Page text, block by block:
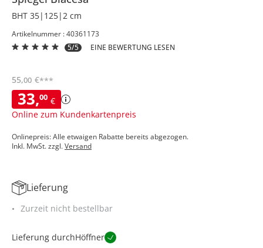
BHT 35|125|2 cm
Artikelnummer : 40361173
5/5
EINE BEWERTUNG LESEN
33,00 €
Online zum Kundenkartenpreis
55,00 €***
Onlinepreis: Alle etwaigen Rabatte bereits abgezogen.
Inkl. MwSt. zzgl.Versand
Lieferung
Zurzeit nicht bestellbar
Lieferung durchHöffner